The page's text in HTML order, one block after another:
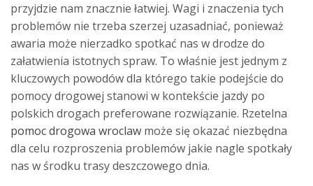
przyjdzie nam znacznie łatwiej. Wagi i znaczenia tych
problemów nie trzeba szerzej uzasadniać, ponieważ
awaria może nierzadko spotkać nas w drodze do
załatwienia istotnych spraw. To właśnie jest jednym z
kluczowych powodów dla którego takie podejście do
pomocy drogowej stanowi w kontekście jazdy po
polskich drogach preferowane rozwiązanie. Rzetelna
pomoc drogowa wroclaw może się okazać niezbędna
dla celu rozproszenia problemów jakie nagle spotkały
nas w środku trasy deszczowego dnia.